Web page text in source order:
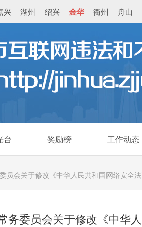
兴 湖州 绍兴 金华 衢州 舟山
台 奖励榜 工作动态
员会关于修改《中华人民共和国网络安全
务委员会关于修改《中华